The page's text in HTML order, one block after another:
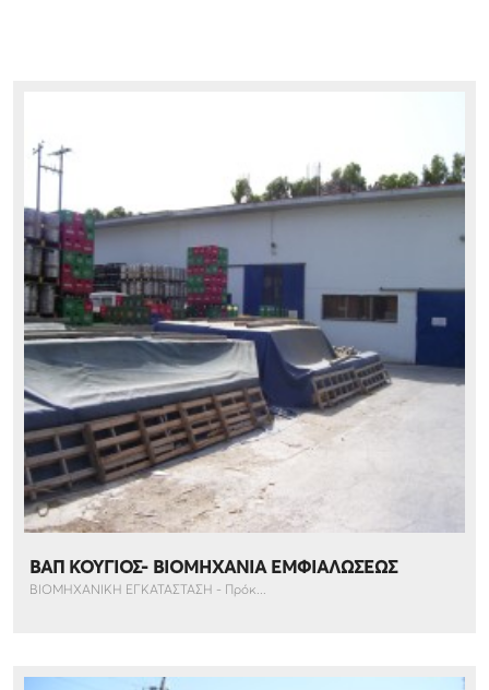
ΒΑΠ ΚΟΥΓΙΟΣ- ΒΙΟΜΗΧΑΝΙΑ ΕΜΦΙΑΛΩΣΕΩΣ
ΒΙΟΜΗΧΑΝΙΚΗ ΕΓΚΑΤΑΣΤΑΣΗ - Πρόκ...